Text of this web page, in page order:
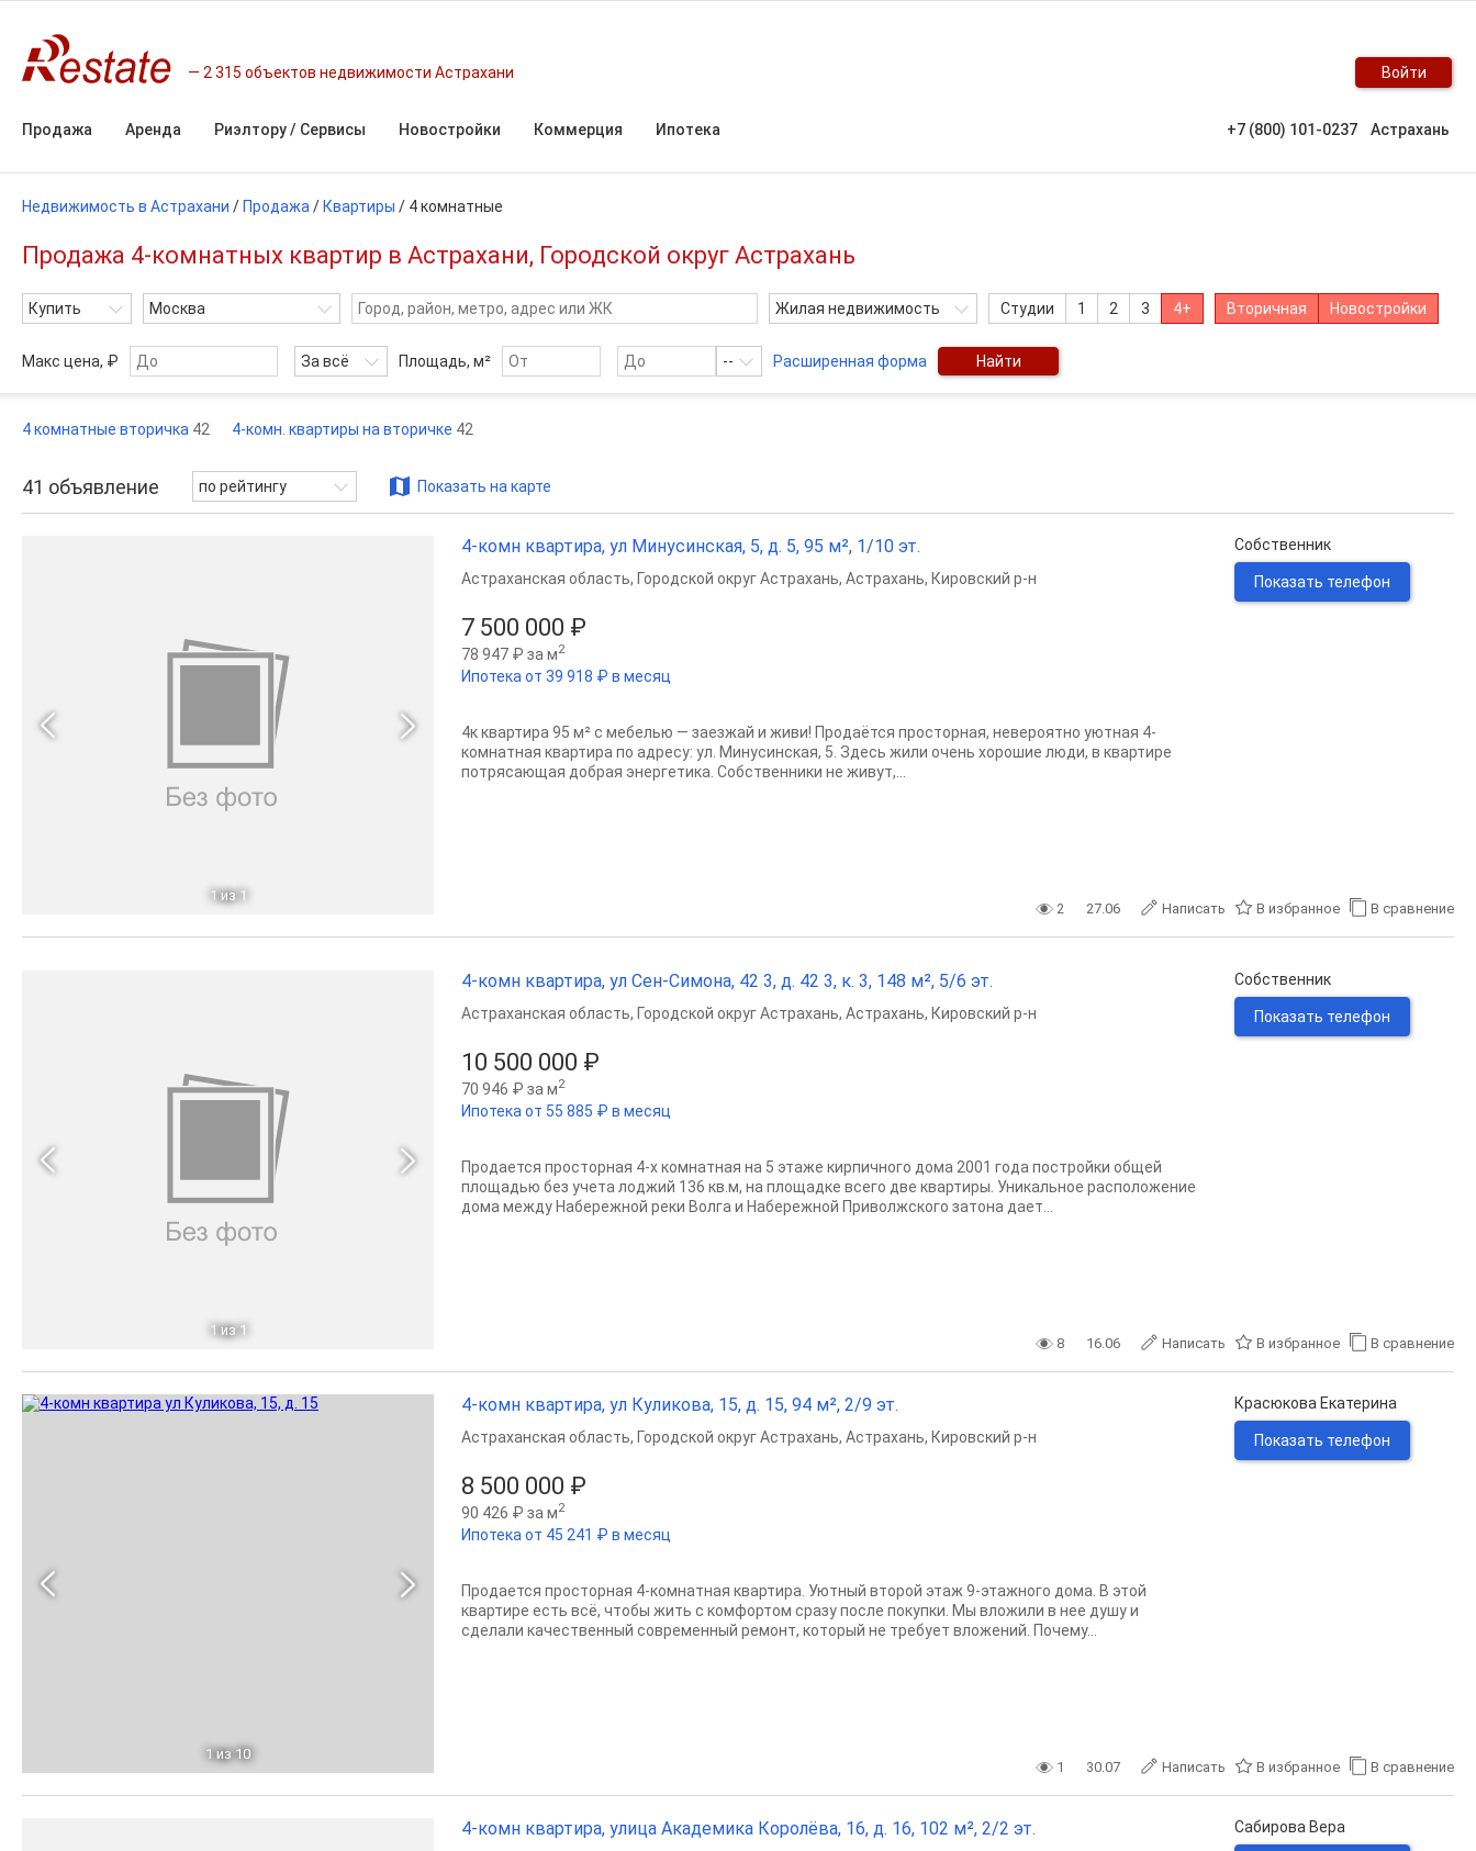
2 315 объектов недвижимости Астрахани Войти
Продажа Аренда Риэлтору / Сервисы Новостройки Коммерция Ипотека +7 (800) 101-0237 Астрахань
Недвижимость в Астрахани / Продажа / Квартиры / 4 комнатные
Продажа 4-комнатных квартир в Астрахани, Городской округ Астрахань
Купить Москва Жилая недвижимость Студии 1 2 3 4+ Вторичная Новостройки
Макс цена, ₽ За всё Площадь, м² -- Расширенная форма Найти
4 комнатные вторичка 42 4-комн. квартиры на вторичке 42
41 объявление по рейтингу Показать на карте
1 из 1
4-комн квартира, ул Минусинская, 5, д. 5, 95 м², 1/10 эт.
7 500 000 ₽
78 947 ₽ за м2
Ипотека от 39 918 ₽ в месяц
Астраханская область, Городской округ Астрахань, Астрахань, Кировский р-н
4к квартира 95 м² с мебелью — заезжай и живи! Продаётся просторная, невероятно уютная 4-
комнатная квартира по адресу: ул. Минусинская, 5. Здесь жили очень хорошие люди, в квартире
потрясающая добрая энергетика. Собственники не живут,...
Собственник
Показать телефон
2 27.06 Написать В избранное В сравнение
1 из 1
4-комн квартира, ул Сен-Симона, 42 3, д. 42 3, к. 3, 148 м², 5/6 эт.
10 500 000 ₽
70 946 ₽ за м2
Ипотека от 55 885 ₽ в месяц
Астраханская область, Городской округ Астрахань, Астрахань, Кировский р-н
Продается просторная 4-х комнатная на 5 этаже кирпичного дома 2001 года постройки общей
площадью без учета лоджий 136 кв.м, на площадке всего две квартиры. Уникальное расположение
дома между Набережной реки Волга и Набережной Приволжского затона дает...
Собственник
Показать телефон
8 16.06 Написать В избранное В сравнение
1 из 10
4-комн квартира, ул Куликова, 15, д. 15, 94 м², 2/9 эт.
8 500 000 ₽
90 426 ₽ за м2
Ипотека от 45 241 ₽ в месяц
Астраханская область, Городской округ Астрахань, Астрахань, Кировский р-н
Продается просторная 4-комнатная квартира. Уютный второй этаж 9-этажного дома. В этой
квартире есть всё, чтобы жить с комфортом сразу после покупки. Мы вложили в нее душу и
сделали качественный современный ремонт, который не требует вложений. Почему...
Красюкова Екатерина
Показать телефон
1 30.07 Написать В избранное В сравнение
4-комн квартира, улица Академика Королёва, 16, д. 16, 102 м², 2/2 эт. Сабирова Вера